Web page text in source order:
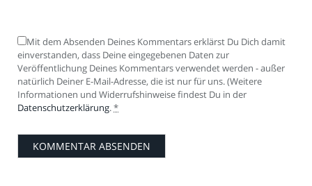
Mit dem Absenden Deines Kommentars erklärst Du Dich damit
einverstanden, dass Deine eingegebenen Daten zur
Veröffentlichung Deines Kommentars verwendet werden - außer
natürlich Deiner E-Mail-Adresse, die ist nur für uns. (Weitere
Informationen und Widerrufshinweise findest Du in der
Datenschutzerklärung.*